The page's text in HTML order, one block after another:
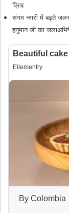
प्रिय
संगम नगरी में बढ़ते
हनुमान जी का
Beautiful
Ellementry
By Colombia